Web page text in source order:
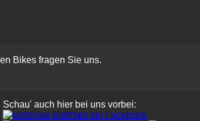
Bikes fragen Sie uns.
Schau' auch hier bei uns vorbei: